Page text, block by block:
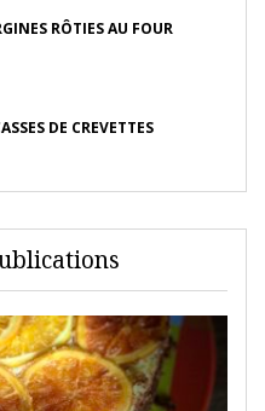
RÔTIES AU FOUR
DE CREVETTES